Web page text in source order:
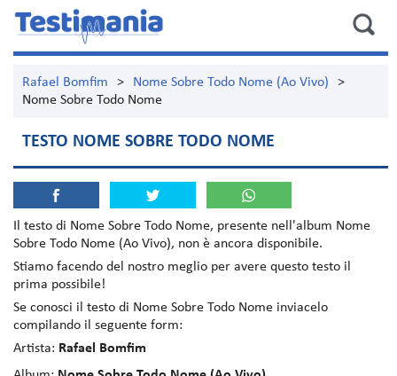
Rafael Bomfim > Nome Sobre Todo Nome (Ao Vivo)
>
Nome Sobre Todo Nome
TESTO NOME SOBRE TODO NOME
Il testo di Nome Sobre Todo Nome, presente nell'album Nome
Sobre Todo Nome (Ao Vivo), non è ancora disponibile.
Stiamo facendo del nostro meglio per avere questo testo il
prima possibile!
Se conosci il testo di Nome Sobre Todo Nome inviacelo
compilando il seguente form:
Artista: Rafael Bomfim